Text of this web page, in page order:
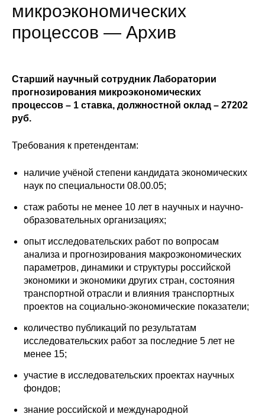
Администрация
Отчетность
Противодействие коррупции
Издания
Проблемы прогнозирования
О журнале
Номера журналов
Редакционная этика
Общие требования
Стандарты оформления
микроэкономических
процессов — Архив
Старший научный сотрудник Лаборатории
прогнозирования микроэкономических
процессов – 1 ставка, должностной оклад – 27202
руб.
Требования к претендентам:
наличие учёной степени кандидата экономических
наук по специальности 08.00.05;
стаж работы не менее 10 лет в научных и научно-
образовательных организациях;
опыт исследовательских работ по вопросам
анализа и прогнозирования макроэкономических
параметров, динамики и структуры российской
экономики и экономики других стран, состояния
транспортной отрасли и влияния транспортных
проектов на социально-экономические показатели;
количество публикаций по результатам
исследовательских работ за последние 5 лет не
менее 15;
участие в исследовательских проектах научных
фондов;
знание российской и международной